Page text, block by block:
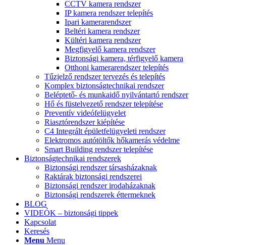
CCTV kamera rendszer
IP kamera rendszer telepítés
Ipari kamerarendszer
Beltéri kamera rendszer
Kültéri kamera rendszer
Megfigyelő kamera rendszer
Biztonsági kamera, térfigyelő kamera
Otthoni kamerarendszer telepítés
Tűzjelző rendszer tervezés és telepítés
Komplex biztonságtechnikai rendszer
Beléptető- és munkaidő nyilvántartó rendszer
Hő és füstelvezető rendszer telepítése
Preventív videófelügyelet
Riasztórendszer kiépítése
C4 Integrált épületfelügyeleti rendszer
Elektromos autótöltők hőkamerás védelme
Smart Building rendszer telepítése
Biztonságtechnikai rendszerek
Biztonsági rendszer társasházaknak
Raktárak biztonsági rendszerei
Biztonsági rendszer irodaházaknak
Biztonsági rendszerek éttermeknek
BLOG
VIDEÓK – biztonsági tippek
Kapcsolat
Keresés
Menu Menu